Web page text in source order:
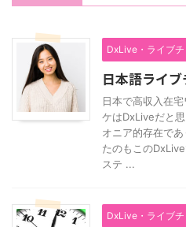
DxLive・ライブ
日本語ライ
日本で高収入在
ケはDxLiveだと
オニア的存在で
たのもこの
ステ ...
DxLive・ライブ